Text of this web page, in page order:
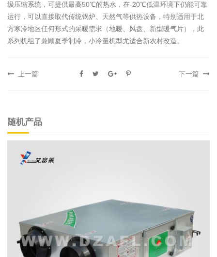
级压缩系统，可提供最高50℃的热水，在-20℃低温环境下仍能可靠
运行，可以直接取代传统锅炉、天然气等供热设备，特别适用于北
方寒冷地区任何形式的采暖需求（地暖、风盘、新型暖气片），此
系列机组了兼顾夏季制冷，小冷量机型尤适合新农村改造。
上一篇 下一篇
随机产品